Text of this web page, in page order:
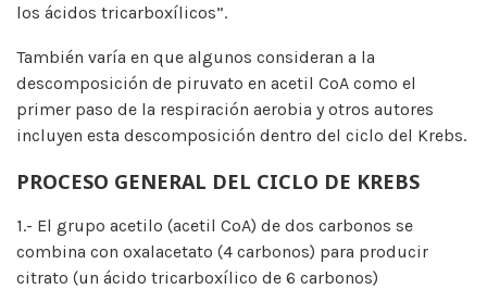
los ácidos tricarboxílicos”.
También varía en que algunos consideran a la
descomposición de piruvato en acetil CoA como el
primer paso de la respiración aerobia y otros autores
incluyen esta descomposición dentro del ciclo del Krebs.
PROCESO GENERAL DEL CICLO DE KREBS
1.- El grupo acetilo (acetil CoA) de dos carbonos se
combina con oxalacetato (4 carbonos) para producir
citrato (un ácido tricarboxílico de 6 carbonos)